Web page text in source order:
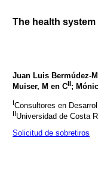
The health
Juan Luis Bermúdez-
Muiser, M en CII;
IConsultores en
IIUniversidad de Costa
Solicitud de sobretiros